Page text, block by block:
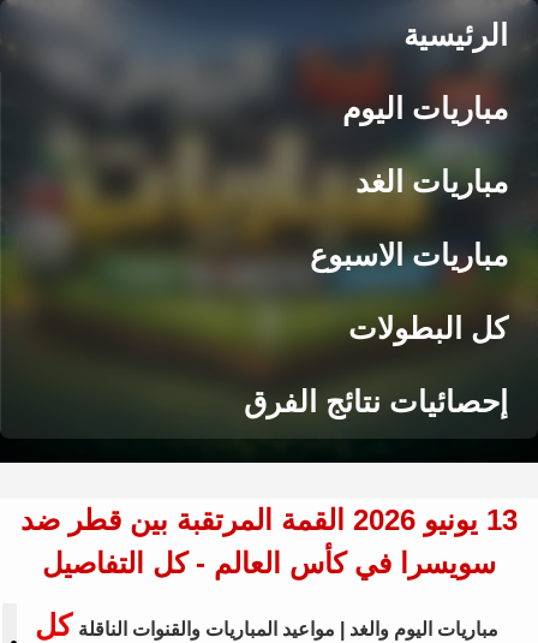
الرئيسية
مباريات اليوم
مباريات الغد
مباريات الاسبوع
كل البطولات
إحصائيات نتائج الفرق
13 يونيو 2026 القمة المرتقبة بين قطر ضد
سويسرا في كأس العالم - كل التفاصيل
مباريات اليوم والغد | مواعيد المباريات والقنوات الناقلة كل